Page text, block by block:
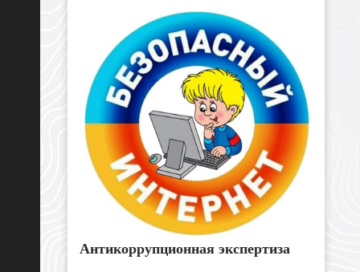
Антикоррупционная экспертиза